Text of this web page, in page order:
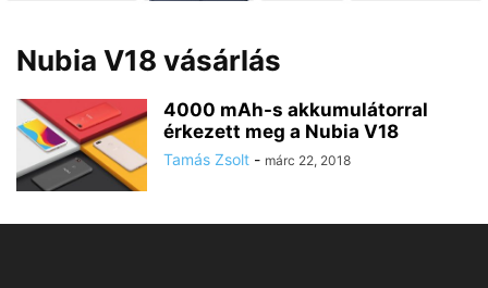
Nubia V18 vásárlás
4000 mAh-s akkumulátorral
érkezett meg a Nubia V18
Tamás Zsolt - márc 22, 2018